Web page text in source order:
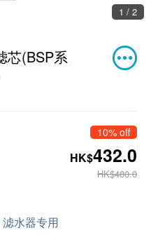
1 / 2
芯(BSP系
10% off
HK$432.0
HK$480.0
水器专用